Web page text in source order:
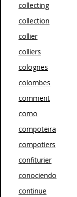
collecting
collection
collier
colliers
colognes
colombes
comment
como
compoteira
compotiers
confiturier
conociendo
continue